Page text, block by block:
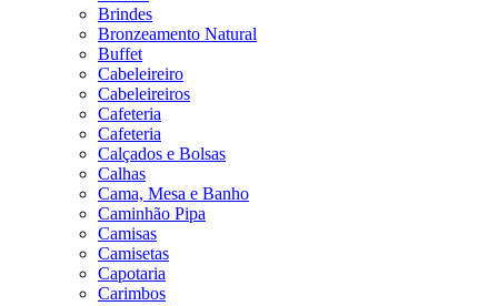
Brindes
Bronzeamento Natural
Buffet
Cabeleireiro
Cabeleireiros
Cafeteria
Cafeteria
Calçados e Bolsas
Calhas
Cama, Mesa e Banho
Caminhão Pipa
Camisas
Camisetas
Capotaria
Carimbos